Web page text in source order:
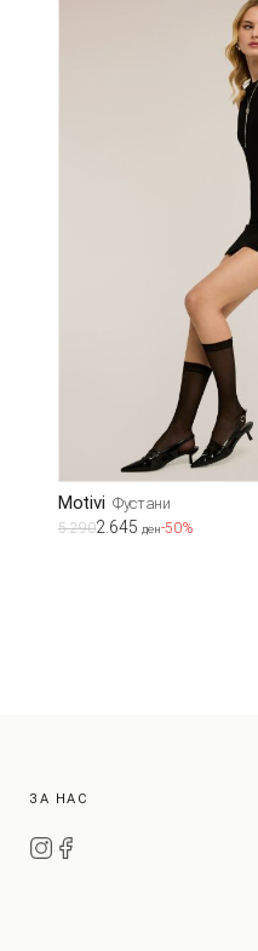
Motivi Фустани
5.2902.645 ден-50%
ЗА НАС